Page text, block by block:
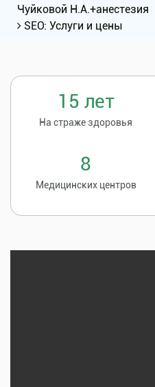
Чуйковой Н.А.+анестезия
SEO: Услуги и цены
15 лет
На страже здоровья
8
Медицинских центров